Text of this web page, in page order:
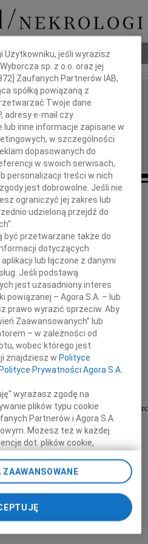
pogrzebowy
To nie tak miało być
Nie ten moment,ta chwila,ten czas
To się przecież chyba nie stało
Ciągle Jesteś, jak Byłaś, wśród nas
Jakoś dziwnie to ułożone
Coś na świecie jest chyba nie tak
Że odchodzą wspaniali ludzie
Których dzisiaj tak bardzo nam brak...
Rodzinie i bliskim
głębokiego współczucia z powodu
Katarzyny
Mandrak
Użytkowniku, jeśli wyrazisz
sp. z o.o. oraz jej
] Zaufanych Partnerów IAB,
spółką powiązaną z
Twoje dane
adresy e-mail czy
inne informacje zapisane w
w szczególności
dopasowanych do
w swoich serwisach,
personalizacji treści w nich
jest dobrowolne. Jeśli nie
ograniczyć jej zakres lub
udzieloną przejdź do
być przetwarzane także do
dotyczących
lub łączone z danymi
Jeśli podstawą
jest uzasadniony interes
powiązanej – Agora S.A. – lub
prawo wyrazić sprzeciw. Aby
Zaawansowanych” lub
– w zależności od
wobec którego jest
znajdziesz w Polityce
Polityce Prywatności Agora S.A.
wyrażasz zgodę na
plików typu cookie
Partnerów i Agora S.A.
Możesz też w każdej
dot. plików cookie,
danych poprzez
w stopce serwisu i
zaawansowane”.
możliwa jest także za